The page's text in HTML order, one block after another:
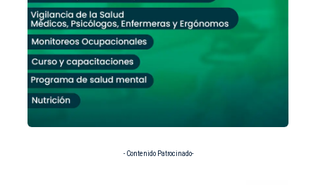
- Contenido Patrocinado-